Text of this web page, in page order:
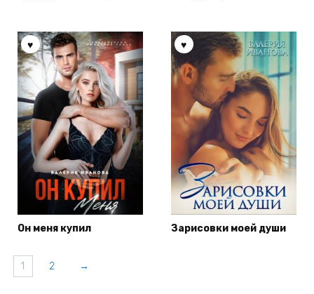
Он меня купил Зарисовки моей души
1 2 →